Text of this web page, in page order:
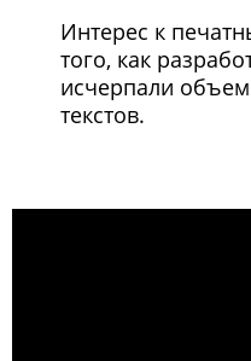
Интерес к
того, как
исчерпали
текстов.